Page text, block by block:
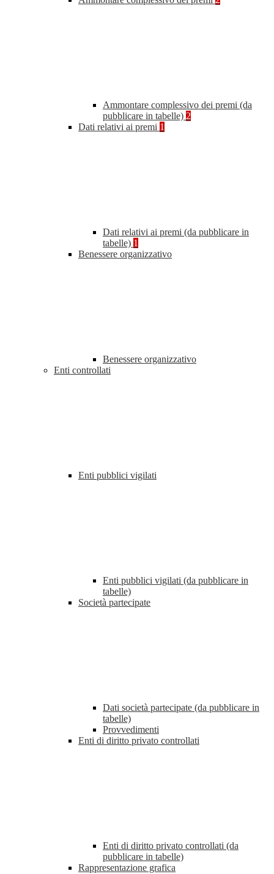
Ammontare complessivo dei premi (da
pubblicare in tabelle) 2
Dati relativi ai premi 1
Dati relativi ai premi (da pubblicare in
tabelle) 1
Benessere organizzativo
Benessere organizzativo
Enti controllati
Enti pubblici vigilati
Enti pubblici vigilati (da pubblicare in
tabelle)
Società partecipate
Dati società partecipate (da pubblicare in
tabelle)
Provvedimenti
Enti di diritto privato controllati
Enti di diritto privato controllati (da
pubblicare in tabelle)
Rappresentazione grafica